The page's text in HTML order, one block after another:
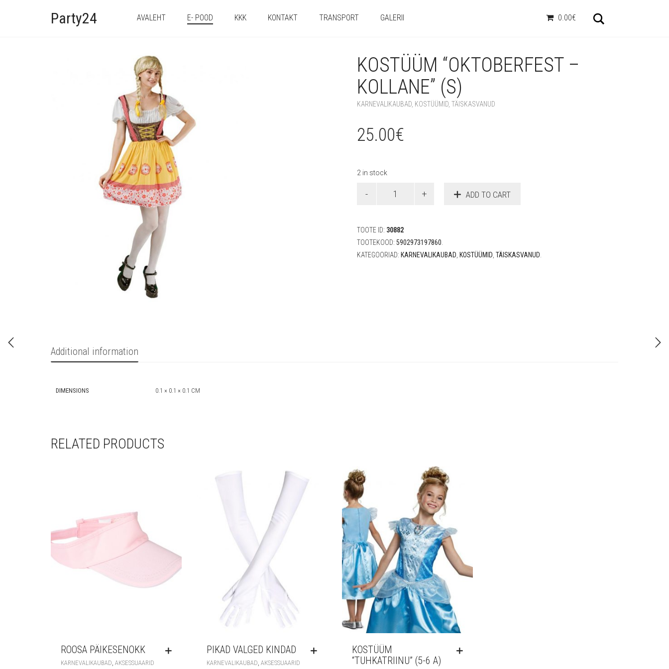
Party24 AVALEHT E- POOD KKK KONTAKT TRANSPORT GALERII 0.00€
KOSTÜÜM “OKTOBERFEST –
KOLLANE” (S)
KARNEVALIKAUBAD KOSTÜÜMID TÄISKASVANUD
25.00€
2 in stock
"Oktoberfest
(S)
ADD TO CART
TOOTE ID: 30882
TOOTEKOOD: 5902973197860
KATEGOORIAD: KARNEVALIKAUBAD KOSTÜÜMID TÄISKASVANUD
Additional information
DIMENSIONS 0.1 × 0.1 × 0.1 CM
RELATED PRODUCTS
ROOSA PÄIKESENOKK
KARNEVALIKAUBAD AKSESSUAARID
PIKAD VALGED KINDAD
KARNEVALIKAUBAD AKSESSUAARID
KOSTÜÜM
“TUHKATRIINU” (5-6 A)